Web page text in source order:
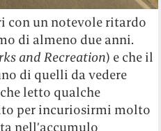
con un notevole ritardo
di almeno due anni.
and Recreation) e che il
di quelli da vedere
letto qualche
per incuriosirmi molto
nell’accumulo